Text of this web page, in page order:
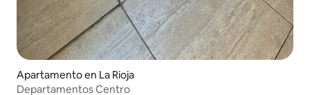
Apartamento en La Rioja
Departamentos Centro